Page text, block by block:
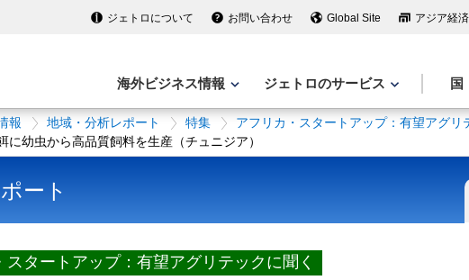
ジェトロについて お問い合わせ Global Site アジア経
海外ビジネス情報 ジェトロのサービス 国
報 地域・分析レポート 特集
アフリカ・スタートアップ：有望アグリ
に幼虫から高品質飼料を生産（チュニジア）
ート
タートアップ：有望アグリテックに聞く